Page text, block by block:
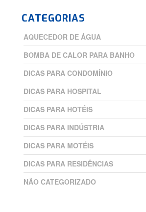
CATEGORIAS
AQUECEDOR DE ÁGUA
BOMBA DE CALOR PARA BANHO
DICAS PARA CONDOMÍNIO
DICAS PARA HOSPITAL
DICAS PARA HOTÉIS
DICAS PARA INDÚSTRIA
DICAS PARA MOTÉIS
DICAS PARA RESIDÊNCIAS
NÃO CATEGORIZADO